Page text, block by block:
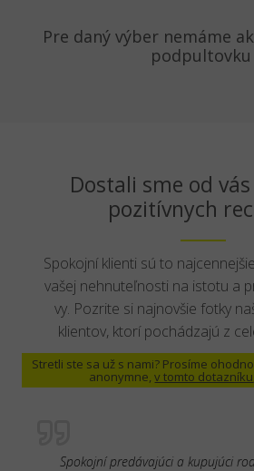
Pre daný výber nemáme
podpultovku
Dostali sme od
pozitívnych
Spokojní klienti sú to
vašej nehnuteľnosti na istotu a
vy. Pozrite si najnovšie fotky
klientov, ktorí pochádzajú z
Stretli ste sa už s nami? Prosíme
anonymne,v tomto dotazníku
Spokojní predávajúci a kupujúci